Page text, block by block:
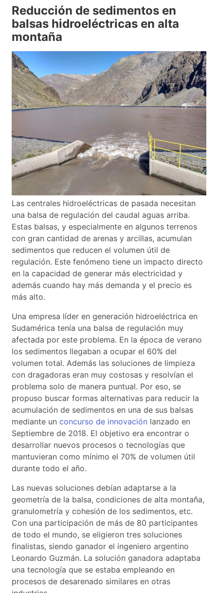
Reducción de sedimentos en
balsas hidroeléctricas en alta
montaña
Las centrales hidroeléctricas de pasada necesitan
una balsa de regulación del caudal aguas arriba.
Estas balsas, y especialmente en algunos terrenos
con gran cantidad de arenas y arcillas, acumulan
sedimentos que reducen el volumen útil de
regulación. Este fenómeno tiene un impacto directo
en la capacidad de generar más electricidad y
además cuando hay más demanda y el precio es
más alto.
Una empresa líder en generación hidroeléctrica en
Sudamérica tenía una balsa de regulación muy
afectada por este problema. En la época de verano
los sedimentos llegaban a ocupar el 60% del
volumen total. Además las soluciones de limpieza
con dragadoras eran muy costosas y resolvían el
problema solo de manera puntual. Por eso, se
propuso buscar formas alternativas para reducir la
acumulación de sedimentos en una de sus balsas
mediante un concurso de innovación lanzado en
Septiembre de 2018. El objetivo era encontrar o
desarrollar nuevos procesos o tecnologías que
mantuvieran como mínimo el 70% de volumen útil
durante todo el año.
Las nuevas soluciones debían adaptarse a la
geometría de la balsa, condiciones de alta montaña,
granulometría y cohesión de los sedimentos, etc.
Con una participación de más de 80 participantes
de todo el mundo, se eligieron tres soluciones
finalistas, siendo ganador el ingeniero argentino
Leonardo Guzmán. La solución ganadora adaptaba
una tecnología que se estaba empleando en
procesos de desarenado similares en otras